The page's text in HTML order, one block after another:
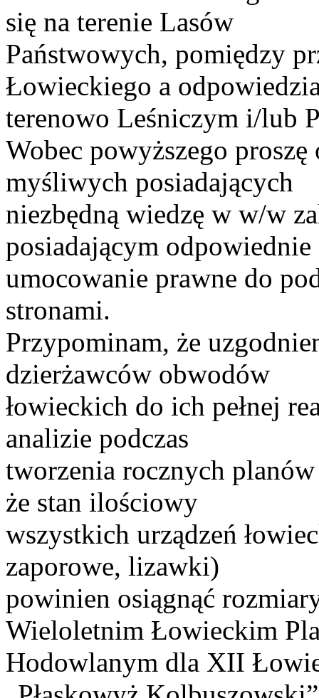
się na terenie Lasów
Państwowych, pomiędzy
Łowieckiego a
terenowo Leśniczym i/lub
Wobec powyższego
myśliwych posiadających
niezbędną wiedzę w w/w
posiadającym odpowiednie
umocowanie prawne do
stronami.
Przypominam, że
dzierżawców obwodów
łowieckich do ich pełnej
analizie podczas
tworzenia rocznych
że stan ilościowy
wszystkich urządzeń
zaporowe, lizawki)
powinien osiągnąć
Wieloletnim Łowieckim
Hodowlanym dla XII